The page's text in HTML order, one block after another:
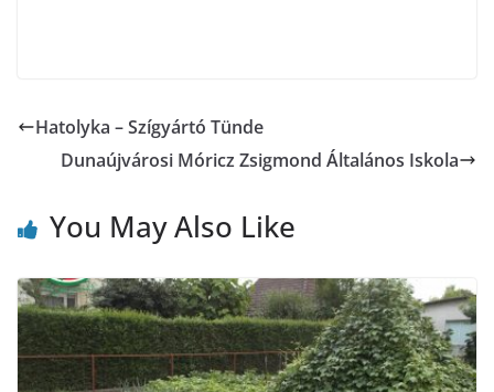
Hatolyka – Szígyártó Tünde
Dunaújvárosi Móricz Zsigmond Általános Iskola
You May Also Like